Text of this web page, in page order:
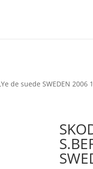
de suede SWEDEN 2006